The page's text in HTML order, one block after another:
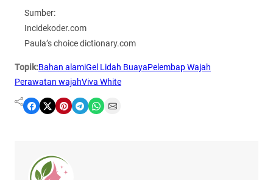
Sumber:
Incidekoder.com
Paula’s choice dictionary.com
Topik:Bahan alamiGel Lidah BuayaPelembap Wajah
Perawatan wajahViva White
Share on Facebook Share on X Share on Pinterest Share on Telegram Share on WhatsApp Share on Email